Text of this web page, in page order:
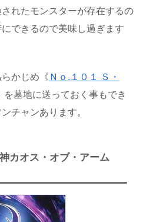
れたモンスターが存在するの
できるので美味し過ぎます
らかじめ《 Ｎｏ.１０１ Ｓ・
を墓地に送っておく事もでき
チャンあります。
カオス・オブ・アーム